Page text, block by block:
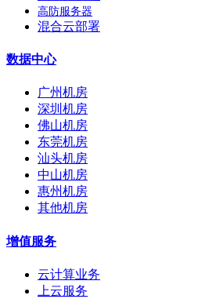
高防服务器
混合云部署
数据中心
广州机房
深圳机房
佛山机房
东莞机房
汕头机房
中山机房
惠州机房
其他机房
增值服务
云计算业务
上云服务